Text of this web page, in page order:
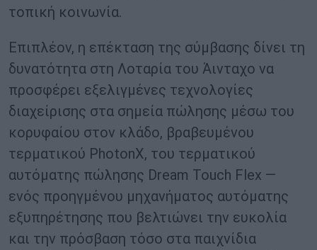
τοπική κοινωνία.
Επιπλέον, η επέκταση της σύμβασης δίνει τη
δυνατότητα στη Λοταρία του Άινταχο να
προσφέρει εξελιγμένες τεχνολογίες
διαχείρισης στα σημεία πώλησης μέσω του
κορυφαίου στον κλάδο, βραβευμένου
τερματικού PhotonX, του τερματικού
αυτόματης πώλησης Dream Touch Flex —
ενός προηγμένου μηχανήματος αυτόματης
εξυπηρέτησης που βελτιώνει την ευκολία
και την πρόσβαση τόσο στα παιχνίδια